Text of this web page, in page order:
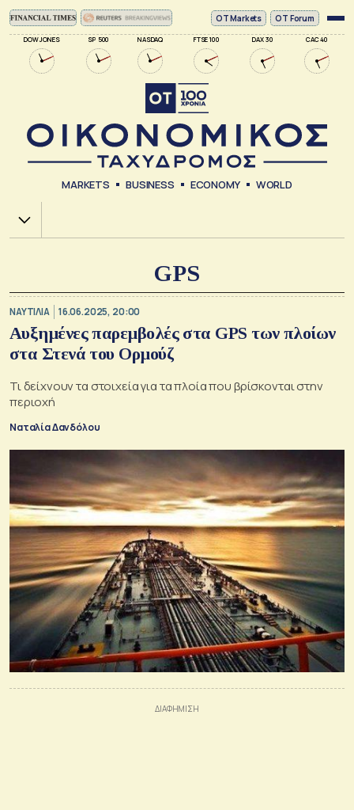
DOW JONES SP 500 NASDAQ FTSE 100 DAX 30 CAC 40
ΟΤ Markets OT Forum
MARKETS BUSINESS ECONOMY WORLD
Χ.Α.
GPS
ΝΑΥΤΙΛΙΑ 16.06.2025, 20:00
Αυξημένες παρεμβολές στα GPS των πλοίων
στα Στενά του Ορμούζ
Τι δείχνουν τα στοιχεία για τα πλοία που βρίσκονται στην
περιοχή
Ναταλία Δανδόλου